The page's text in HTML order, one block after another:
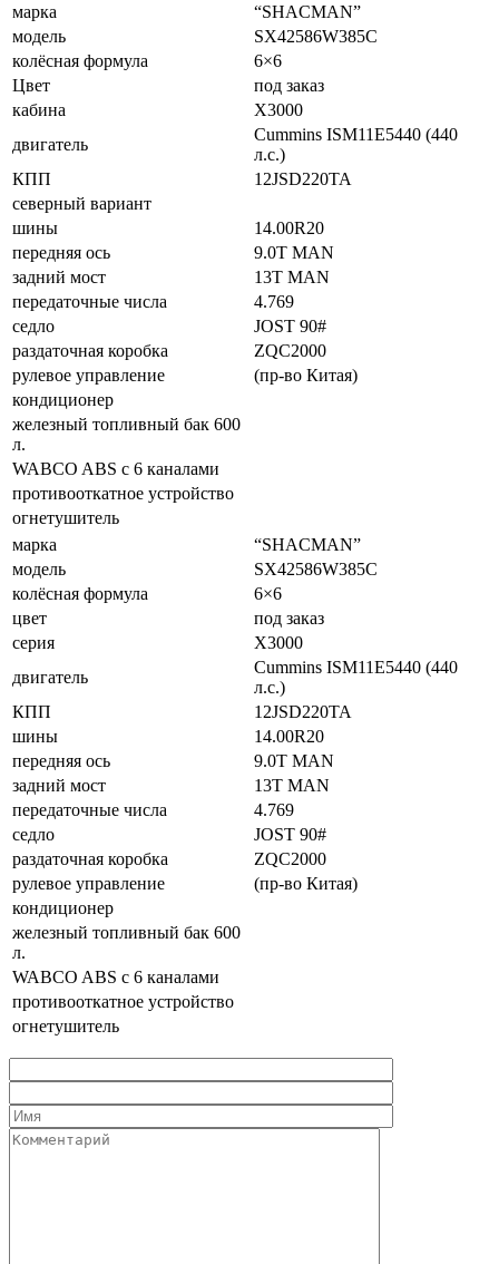
марка
“SHACMAN”
модель
SX42586W385C
колёсная формула
6×6
Цвет
под заказ
кабина
X3000
двигатель
Cummins ISM11E5440 (440
л.с.)
КПП
12JSD220TA
северный вариант
шины
14.00R20
передняя ось
9.0T MAN
задний мост
13T MAN
передаточные числа
4.769
седло
JOST 90#
раздаточная коробка
ZQC2000
рулевое управление
(пр-во Китая)
кондиционер
железный топливный бак 600
л.
WABCO ABS с 6 каналами
противооткатное устройство
огнетушитель
марка
“SHACMAN”
модель
SX42586W385C
колёсная формула
6×6
цвет
под заказ
серия
X3000
двигатель
Cummins ISM11E5440 (440
л.с.)
КПП
12JSD220TA
шины
14.00R20
передняя ось
9.0T MAN
задний мост
13T MAN
передаточные числа
4.769
седло
JOST 90#
раздаточная коробка
ZQC2000
рулевое управление
(пр-во Китая)
кондиционер
железный топливный бак 600
л.
WABCO ABS с 6 каналами
противооткатное устройство
огнетушитель